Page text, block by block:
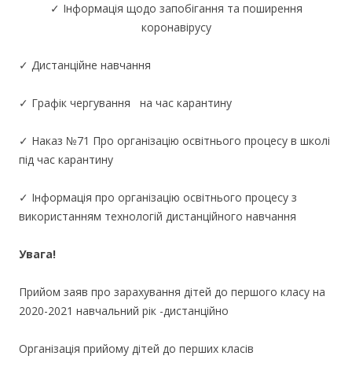
✓ Інформація щодо запобігання та поширення
коронавірусу
✓ Дистанційне навчання
✓ Графік чергування на час карантину
✓ Наказ №71 Про організацію освітнього процесу в школі
під час карантину
✓ Інформація про організацію освітнього процесу з
використанням технологій дистанційного навчання
Увага!
Прийом заяв про зарахування дітей до першого класу на
2020-2021 навчальний рік -дистанційно
Організація прийому дітей до перших класів